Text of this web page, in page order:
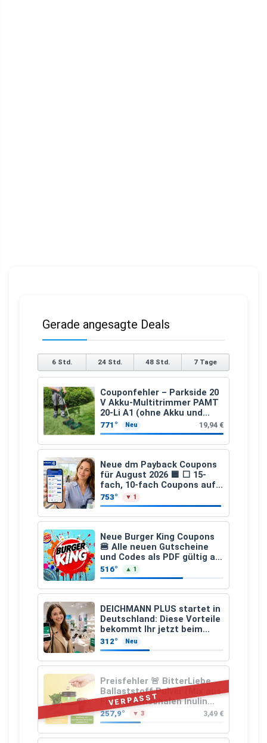
Gerade angesagte Deals
6 Std. 24 Std. 48 Std. 7 Tage
Couponfehler – Parkside 20
V Akku-Multitrimmer PAMT
20-Li A1 (ohne Akku und
Ladegerät)
771° Neu 19,94 €
Neue dm Payback Coupons
für August 2026 🟦 ⬜ 15-
fach, 10-fach Coupons auf
den gesamten Einkauf ab 2
€
753° ▼ 1
Neue Burger King Coupons
🍔 Alle neuen Gutscheine
und Codes als PDF gültig ab
25.07.2026 bis 04.09.2026
516° ▲ 1
DEICHMANN PLUS startet in
Deutschland: Diese Vorteile
bekommt Ihr jetzt beim
Schuhkauf
312° Neu
VERPASST
Preisfehler 🚨 BitterLiebe
Ballaststoff Pulver (Mix aus
Flohsamenschalen Inulin
(Präbiotika) Leinsamen &
Apfelfaser)
257,9° ▼ 3 3,49 €